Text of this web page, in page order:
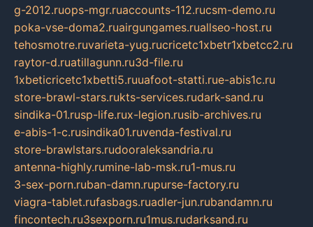
g-2012.ruops-mgr.ruaccounts-112.rucsm-demo.ru
poka-vse-doma2.ruairgungames.ruallseo-host.ru
tehosmotre.ruvarieta-yug.rucricetc1xbetr1xbetcc2.ru
raytor-d.ruatillagunn.ru3d-file.ru
1xbeticricetc1xbetti5.ruuafoot-statti.rue-abis1c.ru
store-brawl-stars.rukts-services.rudark-sand.ru
sindika-01.rusp-life.rux-legion.rusib-archives.ru
e-abis-1-c.rusindika01.ruvenda-festival.ru
store-brawlstars.rudooraleksandria.ru
antenna-highly.rumine-lab-msk.ru1-mus.ru
3-sex-porn.ruban-damn.rupurse-factory.ru
viagra-tablet.rufasbags.ruadler-jun.rubandamn.ru
fincontech.ru3sexporn.ru1mus.rudarksand.ru